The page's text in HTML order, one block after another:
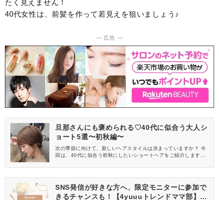
たく見えません！
40代女性は、前髪を作って若見えを狙いましょう♪
― 広告 ―
旦那さんにも褒められる♡40代に似合う大人シ
ョート5選〜初秋編〜
次の季節に向けて、新しいヘアスタイルは決まっていますか？ 今
回は、40代に似合う初秋にしたいショートヘアをご紹介します。
SNS発信が好きな方へ、限定モニターに参加で
きるチャンスも！【4yuuuトレンドママ部】部